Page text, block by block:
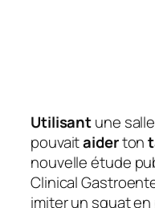
Utilisantune
pouvaitaiderton
nouvelle étude
Clinical
imiter un squat